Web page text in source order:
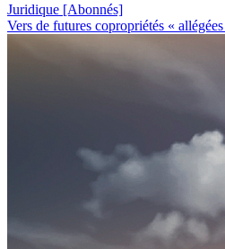
Juridique [Abonnés]
Vers de futures copropriétés «